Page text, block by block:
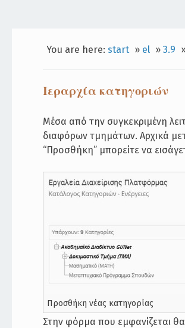
You are here: start » el » 3.9
Ιεραρχία κατηγοριών
Μέσα από την συγκεκριμένη
διαφόρων τμημάτων. Αρχικά
“Προσθήκη” μπορείτε να
Προσθήκη νέας κατηγορίας
Στην φόρμα που εμφανίζεται